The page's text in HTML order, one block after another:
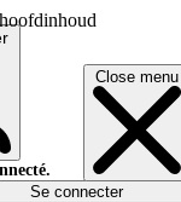
Close menu
Se connecter